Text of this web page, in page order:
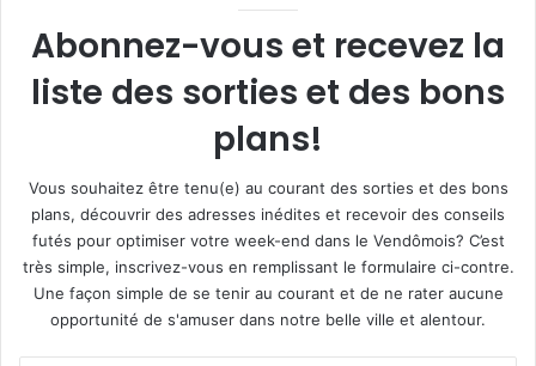
Abonnez-vous et recevez la
liste des sorties et des bons
plans!
Vous souhaitez être tenu(e) au courant des sorties et des bons
plans, découvrir des adresses inédites et recevoir des conseils
futés pour optimiser votre week-end dans le Vendômois? C’est
très simple, inscrivez-vous en remplissant le formulaire ci-contre.
Une façon simple de se tenir au courant et de ne rater aucune
opportunité de s'amuser dans notre belle ville et alentour.